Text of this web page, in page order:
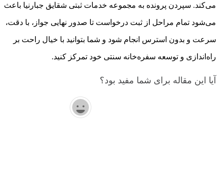
می‌کند. سپردن پرونده به مجموعه خدمات ثبتی شقایق جبارنیا باعث
می‌شود تمام مراحل از ثبت درخواست تا صدور نهایی جواز، با دقت،
سرعت و بدون استرس انجام شود و شما بتوانید با خیال راحت بر
راه‌اندازی و توسعه سفره‌خانه سنتی خود تمرکز کنید.
آیا این مقاله برای شما مفید بود؟